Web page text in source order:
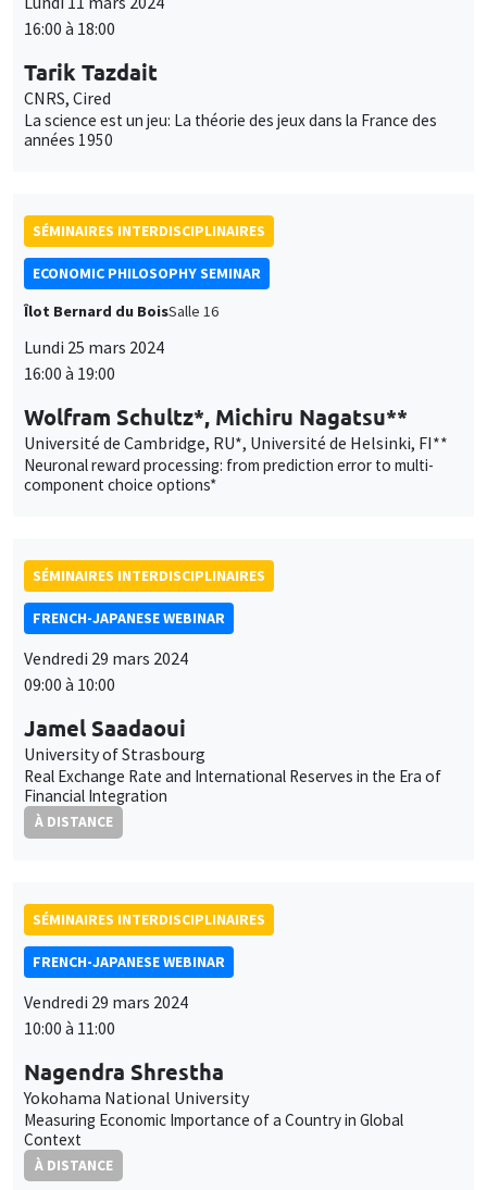
16:00 à 18:00
Tarik Tazdait
CNRS, Cired
La science est un jeu: La théorie des jeux dans la France des
années 1950
SÉMINAIRES INTERDISCIPLINAIRES
ECONOMIC PHILOSOPHY SEMINAR
Îlot Bernard du BoisSalle 16
Lundi 25 mars 2024
16:00 à 19:00
Wolfram Schultz*, Michiru Nagatsu**
Université de Cambridge, RU*, Université de Helsinki, FI**
Neuronal reward processing: from prediction error to multi-
component choice options*
SÉMINAIRES INTERDISCIPLINAIRES
FRENCH-JAPANESE WEBINAR
Vendredi 29 mars 2024
09:00 à 10:00
Jamel Saadaoui
University of Strasbourg
Real Exchange Rate and International Reserves in the Era of
Financial Integration
À DISTANCE
SÉMINAIRES INTERDISCIPLINAIRES
FRENCH-JAPANESE WEBINAR
Vendredi 29 mars 2024
10:00 à 11:00
Nagendra Shrestha
Yokohama National University
Measuring Economic Importance of a Country in Global
Context
À DISTANCE